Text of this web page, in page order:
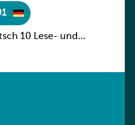
10 Lese- und